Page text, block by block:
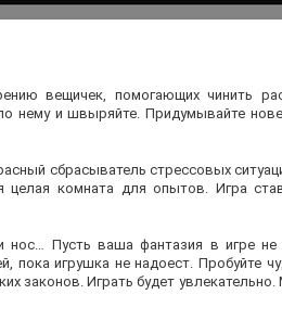
вещичек, помогающих чинить
нему и швыряйте. Придумывайте
сбрасыватель стрессовых
целая комната для опытов. Игра
нос… Пусть ваша фантазия в игре не
игрушка не надоест. Пробуйте
законов. Играть будет